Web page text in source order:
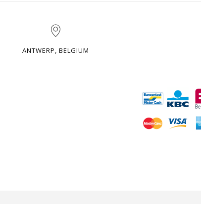
ANTWERP, BELGIUM